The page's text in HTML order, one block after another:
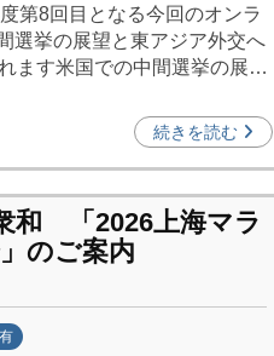
第8回目となる今回のオンラ
選挙の展望と東アジア外交へ
ます米国での中間選挙の展…
続きを読む
和 「2026上海マラ
のご案内